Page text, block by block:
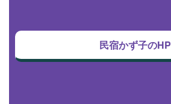
民宿かず子のHP